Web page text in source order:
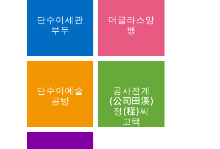
단수이세관
부두
더글라스양
행
단수이예술
공방
공사전계
(公司田溪)
정(程)씨
고택